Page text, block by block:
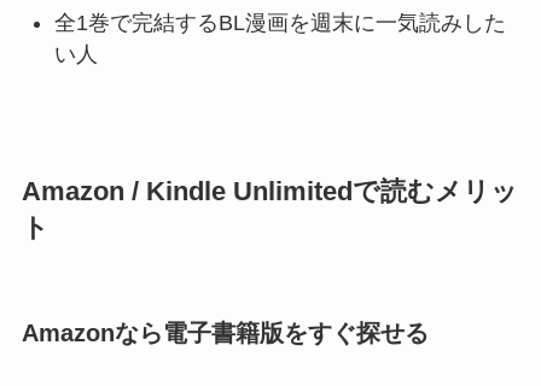
全1巻で完結するBL漫画を週末に一気読みした
い人
Amazon / Kindle Unlimitedで読むメリッ
ト
Amazonなら電子書籍版をすぐ探せる